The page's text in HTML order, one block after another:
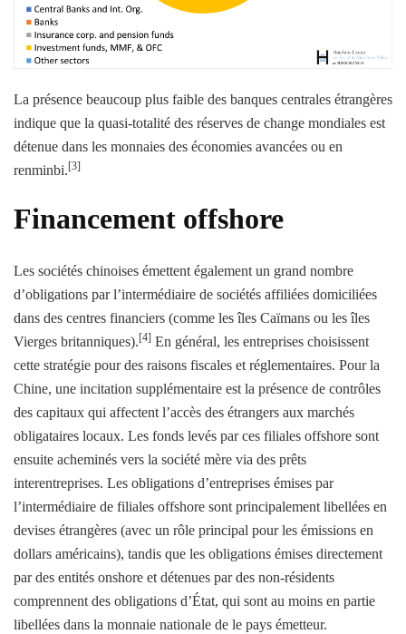
La présence beaucoup plus faible des banques centrales étrangères
indique que la quasi-totalité des réserves de change mondiales est
détenue dans les monnaies des économies avancées ou en
renminbi.[3]
Financement offshore
Les sociétés chinoises émettent également un grand nombre
d’obligations par l’intermédiaire de sociétés affiliées domiciliées
dans des centres financiers (comme les îles Caïmans ou les îles
Vierges britanniques).[4] En général, les entreprises choisissent
cette stratégie pour des raisons fiscales et réglementaires. Pour la
Chine, une incitation supplémentaire est la présence de contrôles
des capitaux qui affectent l’accès des étrangers aux marchés
obligataires locaux. Les fonds levés par ces filiales offshore sont
ensuite acheminés vers la société mère via des prêts
interentreprises. Les obligations d’entreprises émises par
l’intermédiaire de filiales offshore sont principalement libellées en
devises étrangères (avec un rôle principal pour les émissions en
dollars américains), tandis que les obligations émises directement
par des entités onshore et détenues par des non-résidents
comprennent des obligations d’État, qui sont au moins en partie
libellées dans la monnaie nationale de le pays émetteur.